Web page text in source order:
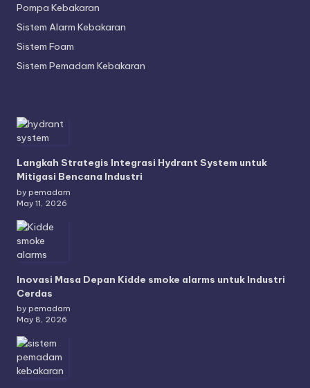
Pompa Kebakaran
Sistem Alarm Kebakaran
Sistem Foam
Sistem Pemadam Kebakaran
Langkah Strategis Integrasi Hydrant System untuk
Mitigasi Bencana Industri
by pemadam
May 11, 2026
Inovasi Masa Depan Kidde smoke alarms untuk Industri
Cerdas
by pemadam
May 8, 2026